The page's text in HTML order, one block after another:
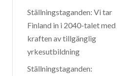
Ställningstaganden: Vi tar
Finland in i 2040-talet med
kraften av tillgänglig
yrkesutbildning
Ställningstaganden: